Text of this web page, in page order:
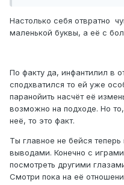
Настолько себя отвратно
маленькой буквы, а её с
По факту да, инфантилил в
сподхватился то ей уже
паранойить насчёт её
возможно на подходе. Но
неё, то это факт.
Ты главное не бейся теперь
выводами. Конечно с
посмотреть другими
Смотри пока на её